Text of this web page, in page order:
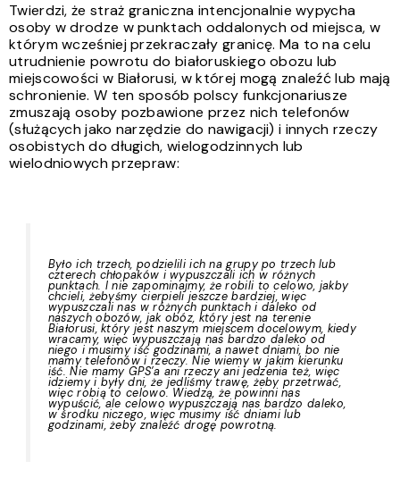
Twierdzi, że straż graniczna intencjonalnie wypycha
osoby w drodze w punktach oddalonych od miejsca, w
którym wcześniej przekraczały granicę. Ma to na celu
utrudnienie powrotu do białoruskiego obozu lub
miejscowości w Białorusi, w której mogą znaleźć lub mają
schronienie. W ten sposób polscy funkcjonariusze
zmuszają osoby pozbawione przez nich telefonów
(służących jako narzędzie do nawigacji) i innych rzeczy
osobistych do długich, wielogodzinnych lub
wielodniowych przepraw:
Było ich trzech, podzielili ich na grupy po trzech lub
czterech chłopaków i wypuszczali ich w różnych
punktach. I nie zapominajmy, że robili to celowo, jakby
chcieli, żebyśmy cierpieli jeszcze bardziej, więc
wypuszczali nas w różnych punktach i daleko od
naszych obozów, jak obóz, który jest na terenie
Białorusi, który jest naszym miejscem docelowym, kiedy
wracamy, więc wypuszczają nas bardzo daleko od
niego i musimy iść godzinami, a nawet dniami, bo nie
mamy telefonów i rzeczy. Nie wiemy w jakim kierunku
iść. Nie mamy GPS’a ani rzeczy ani jedzenia też, więc
idziemy i były dni, że jedliśmy trawę, żeby przetrwać,
więc robią to celowo. Wiedzą, że powinni nas
wypuścić, ale celowo wypuszczają nas bardzo daleko,
w środku niczego, więc musimy iść dniami lub
godzinami, żeby znaleźć drogę powrotną.